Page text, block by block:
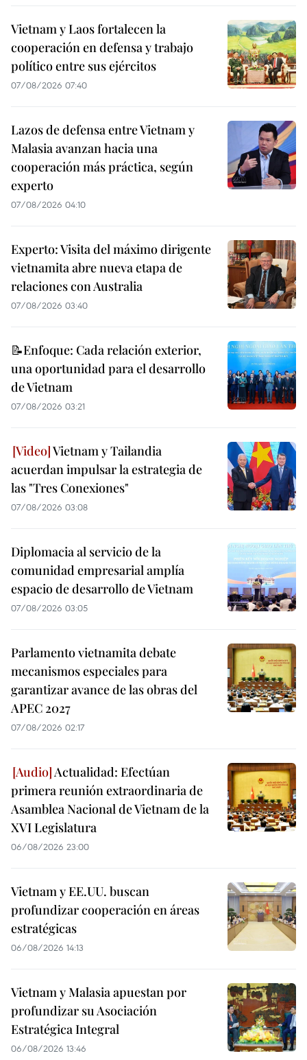
Vietnam y Laos fortalecen la
cooperación en defensa y trabajo
político entre sus ejércitos
07/08/2026 07:40
Lazos de defensa entre Vietnam y
Malasia avanzan hacia una
cooperación más práctica, según
experto
07/08/2026 04:10
Experto: Visita del máximo dirigente
vietnamita abre nueva etapa de
relaciones con Australia
07/08/2026 03:40
📝Enfoque: Cada relación exterior,
una oportunidad para el desarrollo
de Vietnam
07/08/2026 03:21
Vietnam y Tailandia
acuerdan impulsar la estrategia de
las "Tres Conexiones"
07/08/2026 03:08
Diplomacia al servicio de la
comunidad empresarial amplía
espacio de desarrollo de Vietnam
07/08/2026 03:05
Parlamento vietnamita debate
mecanismos especiales para
garantizar avance de las obras del
APEC 2027
07/08/2026 02:17
Actualidad: Efectúan
primera reunión extraordinaria de
Asamblea Nacional de Vietnam de la
XVI Legislatura
06/08/2026 23:00
Vietnam y EE.UU. buscan
profundizar cooperación en áreas
estratégicas
06/08/2026 14:13
Vietnam y Malasia apuestan por
profundizar su Asociación
Estratégica Integral
06/08/2026 13:46